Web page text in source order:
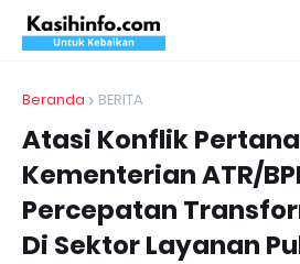
Beranda BERITA
Atasi Konflik
Kementerian ATR/
Percepatan
Di Sektor Layanan